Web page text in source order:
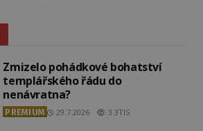
Zmizelo pohádkové bohatství
templářského řádu do
nenávratna?
PREMIUM 29.7.2026 3.3TIS